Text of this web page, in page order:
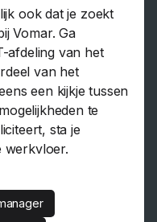
ook dat je zoekt
Vomar. Ga
afdeling van het
van het
een kijkje tussen
te
sta je
werkvloer.